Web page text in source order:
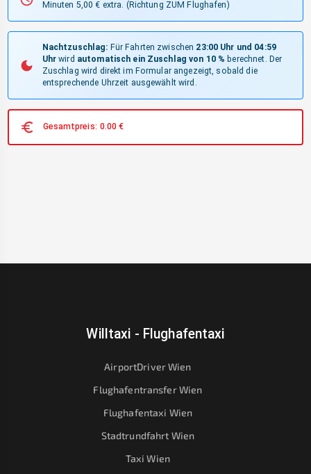
Minuten 5,00 € extra. (Richtung ZUM Flughafen)
Nachtzuschlag: Für Fahrten zwischen 23:00 Uhr und 04:59
Uhr wird automatisch ein Zuschlag von 10 % berechnet. Der
Zuschlag wird direkt im Formular angezeigt, sobald die
entsprechende Uhrzeit ausgewählt wird.
Gesamtpreis: 0.00 €
Willtaxi - Flughafentaxi
AirportDriver Wien
Flughafentransfer Wien
Flughafentaxi Wien
Stadtrundfahrt Wien
Taxi Wien